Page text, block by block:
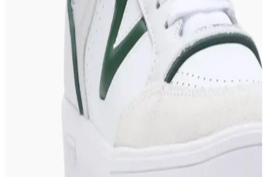
Kot Pantolonlarla En Uyumlu Ayakkabı Türleri ve
Kombinasyon İpuçları
Kot pantolonlarla en uyumlu ayakkabılar botlar, sneakers ve smart
casual modellerdir. Kesim, hava durumu ve kullanım alanına göre
seçim yapılmalı, koşu ayakkabılarından kaçınılmalıdır.
Katia & Bony Unisex 7'li Sneakers Patik Çorap -
Konfor ve Şıklık Bir Arada
seçenekleriyle Katia & Bony unisex çoraplar, günlük kullanımda
rahatlık ve şıklık sunar, uzun ömürlü ve kolay bakım sağlar.
2025'te Skechers İndirimleriyle Şıklık ve Konforu